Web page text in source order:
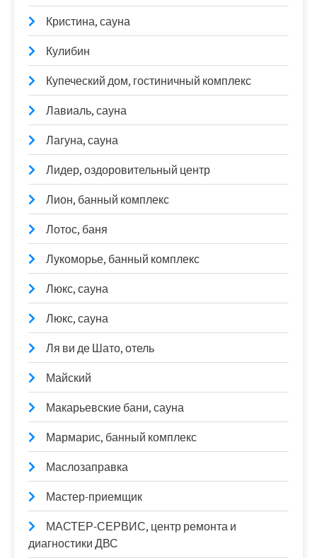
Кристина, сауна
Кулибин
Купеческий дом, гостиничный комплекс
Лавиаль, сауна
Лагуна, сауна
Лидер, оздоровительный центр
Лион, банный комплекс
Лотос, баня
Лукоморье, банный комплекс
Люкс, сауна
Люкс, сауна
Ля ви де Шато, отель
Майский
Макарьевские бани, сауна
Мармарис, банный комплекс
Маслозаправка
Мастер-приемщик
МАСТЕР-СЕРВИС, центр ремонта и
диагностики ДВС